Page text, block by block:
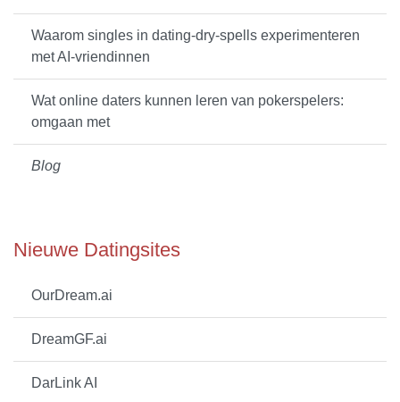
Waarom singles in dating-dry-spells experimenteren
met AI-vriendinnen
Wat online daters kunnen leren van pokerspelers:
omgaan met
Blog
Nieuwe Datingsites
OurDream.ai
DreamGF.ai
DarLink AI